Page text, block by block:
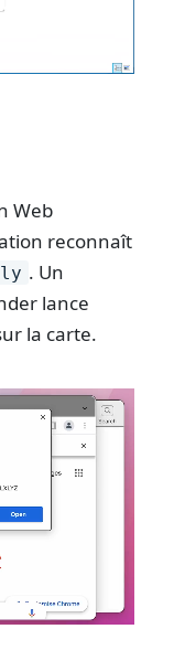
Web
reconnaît
. Un
lance
la carte.